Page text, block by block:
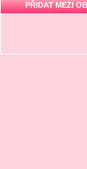
PŘIDAT MEZI